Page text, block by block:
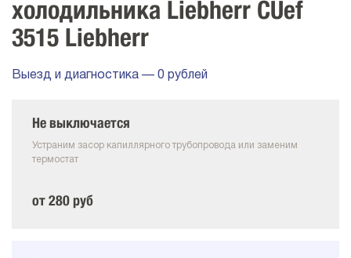
холодильника Liebherr CUef
3515 Liebherr
Выезд и диагностика — 0 рублей
Не выключается
Устраним засор капиллярного трубопровода или заменим
термостат
от 280 руб